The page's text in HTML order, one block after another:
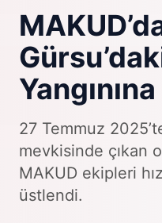
27 Temmuz
mevkisinde çıkan
MAKUD ekipleri
üstlendi.